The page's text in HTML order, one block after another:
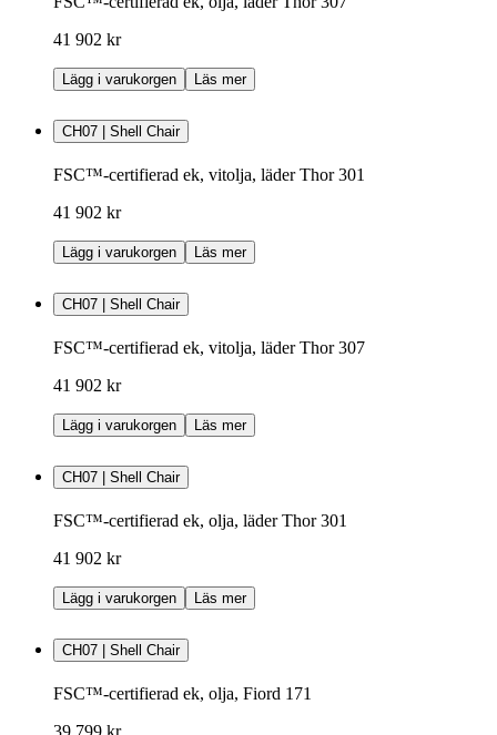
41 902 kr
Lägg i varukorgen Läs mer
CH07 | Shell Chair
FSC™-certifierad ek, vitolja, läder Thor 301
41 902 kr
Lägg i varukorgen Läs mer
CH07 | Shell Chair
FSC™-certifierad ek, vitolja, läder Thor 307
41 902 kr
Lägg i varukorgen Läs mer
CH07 | Shell Chair
FSC™-certifierad ek, olja, läder Thor 301
41 902 kr
Lägg i varukorgen Läs mer
CH07 | Shell Chair
FSC™-certifierad ek, olja, Fiord 171
39 799 kr